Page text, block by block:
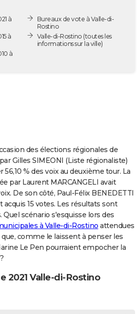
à
à
à
Bureaux de vote à Valle-di-
Rostino
Valle-di-Rostino (toutes les
informations sur la ville)
des élections régionales de
Gilles SIMEONI (Liste régionaliste)
% des voix au deuxième tour. La
par Laurent MARCANGELI avait
De son côté, Paul-Félix BENEDETTI
acquis 15 votes. Les résultats sont
scénario s'esquisse lors des
à Valle-di-Rostino attendues
comme le laissent à penser les
Le Pen pourraient empocher la
2021 Valle-di-Rostino